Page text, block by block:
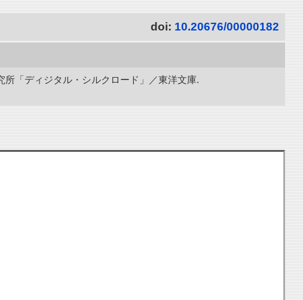
doi: 10.20676/00000182
所「ディジタル・シルクロード」／東洋文庫.